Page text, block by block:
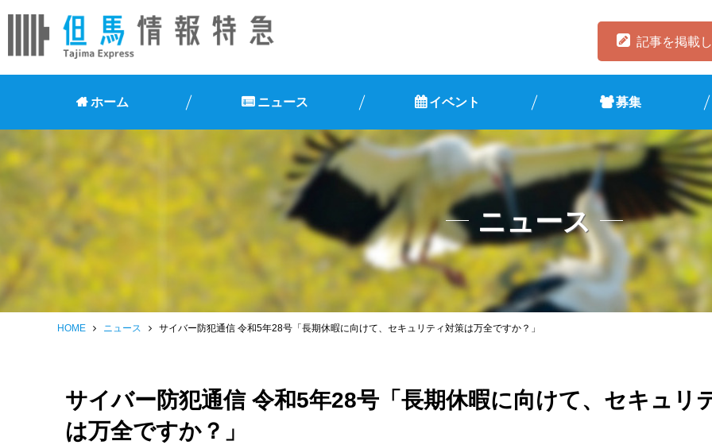
記事を掲載
ホーム ニュース イベント 募集
ニュース
HOME ニュース サイバー防犯通信 令和5年28号「長期休暇に向けて、セキュリティ対策は万全ですか？」
サイバー防犯通信 令和5年28号「長期休暇に向けて、セキュリ
は万全ですか？」